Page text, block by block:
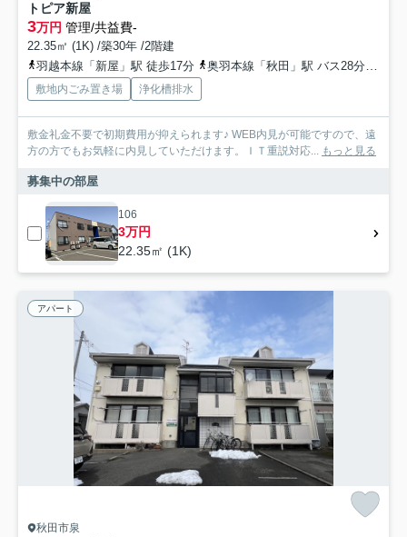
トピア新屋
3万円 管理/共益費-
22.35㎡ (1K) /築30年 /2階建
羽越本線「新屋」駅 徒歩17分
奥羽本線「秋田」駅 バス28分 秋田中央交通「新屋駅前」 停歩18分
敷地内ごみ置き場 浄化槽排水
敷金礼金不要で初期費用が抑えられます♪ WEB内見が可能ですので、遠
方の方でもお気軽に内見していただけます。ＩＴ重説対応... もっと見る
募集中の部屋
106
3万円
22.35㎡ (1K)
アパート
秋田市泉